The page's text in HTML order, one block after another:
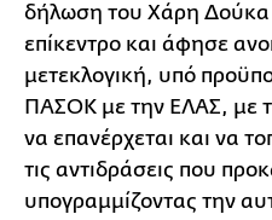
δήλωση του Χάρη Δούκα
επίκεντρο και άφησε
μετεκλογική, υπό
ΠΑΣΟΚ με την ΕΛΑΣ, με
να επανέρχεται και να
τις αντιδράσεις που
υπογραμμίζοντας την